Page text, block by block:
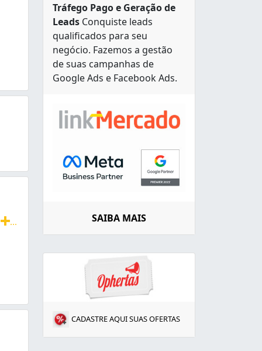
Tapete,lavagem,persa,oriental,restauração,lava Sec
Tráfego Pago e Geração de
Leads Conquiste leads
qualificados para seu
negócio. Fazemos a gestão
de suas campanhas de
Google Ads e Facebook Ads.
SAIBA MAIS
CADASTRE AQUI SUAS OFERTAS